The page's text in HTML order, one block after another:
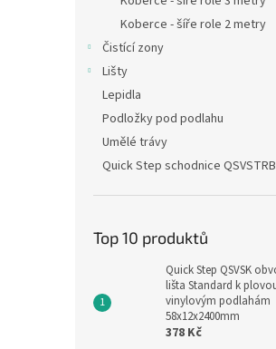
Koberce - šíře role 2 metry
Čistící zony
Lišty
Lepidla
Podložky pod podlahu
Umělé trávy
Quick Step schodnice
Top 10 produktů
Quick Step QSVSK
lišta Standard k
vinylovým podlahám
58x12x2400mm
378 Kč